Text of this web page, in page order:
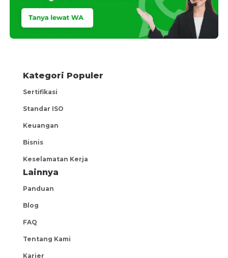
Kategori Populer
Sertifikasi
Standar ISO
Keuangan
Bisnis
Keselamatan Kerja
Lainnya
Panduan
Blog
FAQ
Tentang Kami
Karier